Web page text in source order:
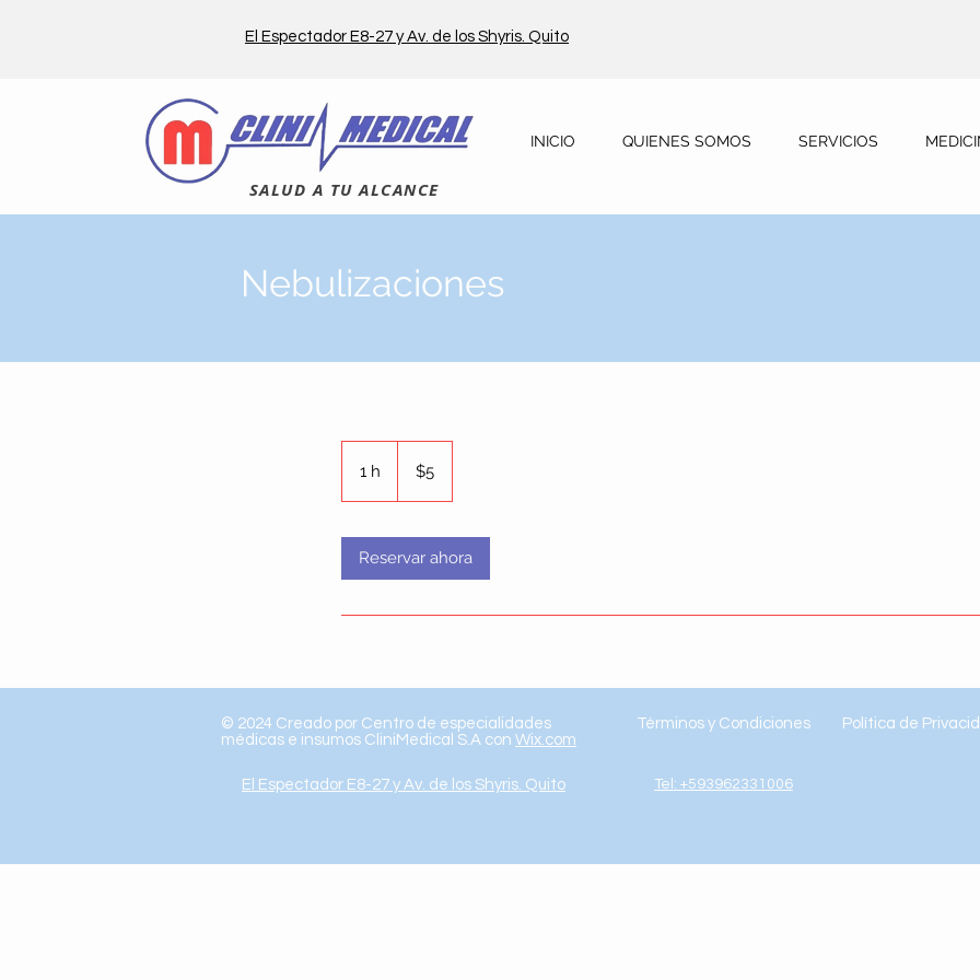
El Espectador E8-27 y Av. de los Shyris. Quito
SALUD A TU ALCANCE
INICIO QUIENES SOMOS SERVICIOS
Nebulizaciones
1 h
estadounidenses
$5
Reservar ahora
© 2024 Creado por Centro de especialidades
médicas e insumos CliniMedical S.A con Wix.com
Términos y Condiciones Política de
El Espectador E8-27 y Av. de los Shyris. Quito Tel: +593962331006